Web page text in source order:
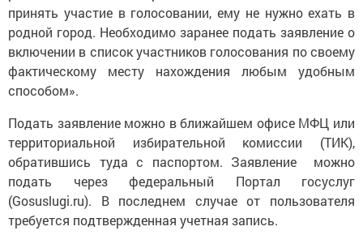
принять участие в голосовании, ему не нужно ехать в
родной город. Необходимо заранее подать заявление о
включении в список участников голосования по своему
фактическому месту нахождения любым удобным
способом».
Подать заявление можно в ближайшем офисе МФЦ или
территориальной избирательной комиссии (ТИК),
обратившись туда с паспортом. Заявление можно
подать через федеральный Портал госуслуг
(Gosuslugi.ru). В последнем случае от пользователя
требуется подтвержденная учетная запись.